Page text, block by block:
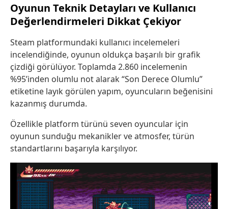
Oyunun Teknik Detayları ve Kullanıcı
Değerlendirmeleri Dikkat Çekiyor
Steam platformundaki kullanıcı incelemeleri
incelendiğinde, oyunun oldukça başarılı bir grafik
çizdiği görülüyor. Toplamda 2.860 incelemenin
%95’inden olumlu not alarak “Son Derece Olumlu”
etiketine layık görülen yapım, oyuncuların beğenisini
kazanmış durumda.
Özellikle platform türünü seven oyuncular için
oyunun sunduğu mekanikler ve atmosfer, türün
standartlarını başarıyla karşılıyor.